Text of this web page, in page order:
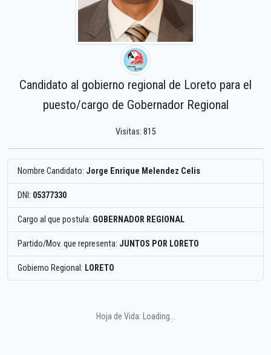
Candidato al gobierno regional de Loreto para el
puesto/cargo de Gobernador Regional
Visitas: 815
Nombre Candidato: Jorge Enrique Melendez Celis
DNI: 05377330
Cargo al que postula: GOBERNADOR REGIONAL
Partido/Mov. que representa: JUNTOS POR LORETO
Gobierno Regional: LORETO
Hoja de Vida: Loading...